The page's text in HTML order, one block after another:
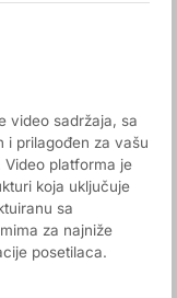
video sadržaja, sa
i prilagođen za vašu
Video platforma je
koja uključuje
sa
za najniže
posetilaca.